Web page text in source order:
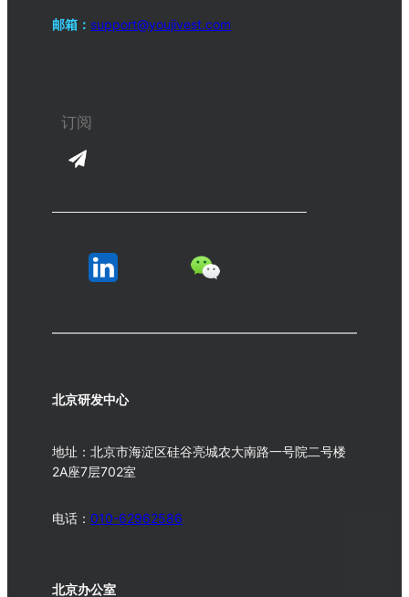
邮箱： support@youjivest.com
北京研发中心
地址：北京市海淀区硅谷亮城农大南路一号院二号楼
2A座7层702室
电话：010-62962586
北京办公室